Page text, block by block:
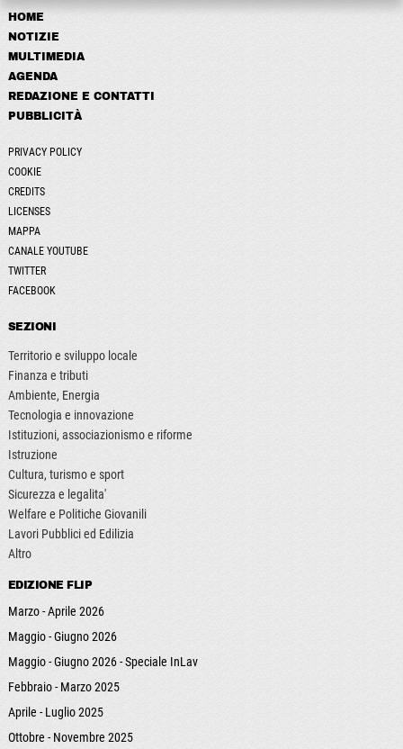
HOME
NOTIZIE
MULTIMEDIA
AGENDA
REDAZIONE E CONTATTI
PUBBLICITÀ
PRIVACY POLICY
COOKIE
CREDITS
LICENSES
MAPPA
CANALE YOUTUBE
TWITTER
FACEBOOK
SEZIONI
Territorio e sviluppo locale
Finanza e tributi
Ambiente, Energia
Tecnologia e innovazione
Istituzioni, associazionismo e riforme
Istruzione
Cultura, turismo e sport
Sicurezza e legalita'
Welfare e Politiche Giovanili
Lavori Pubblici ed Edilizia
Altro
EDIZIONE FLIP
Marzo - Aprile 2026
Maggio - Giugno 2026
Maggio - Giugno 2026 - Speciale InLav
Febbraio - Marzo 2025
Aprile - Luglio 2025
Ottobre - Novembre 2025